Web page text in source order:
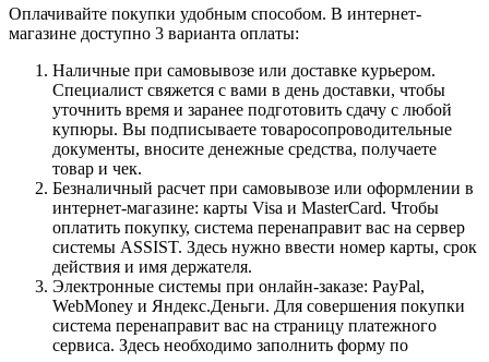
Оплачивайте покупки удобным способом. В интернет-
магазине доступно 3 варианта оплаты:
Наличные при самовывозе или доставке курьером.
Специалист свяжется с вами в день доставки, чтобы
уточнить время и заранее подготовить сдачу с любой
купюры. Вы подписываете товаросопроводительные
документы, вносите денежные средства, получаете
товар и чек.
Безналичный расчет при самовывозе или оформлении в
интернет-магазине: карты Visa и MasterCard. Чтобы
оплатить покупку, система перенаправит вас на сервер
системы ASSIST. Здесь нужно ввести номер карты, срок
действия и имя держателя.
Электронные системы при онлайн-заказе: PayPal,
WebMoney и Яндекс.Деньги. Для совершения покупки
система перенаправит вас на страницу платежного
сервиса. Здесь необходимо заполнить форму по